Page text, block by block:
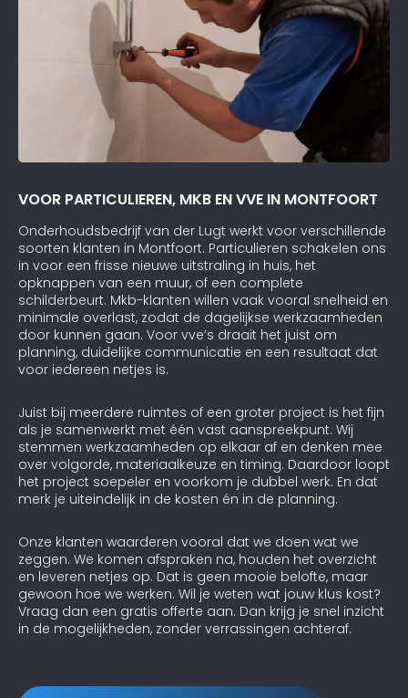
VOOR PARTICULIEREN, MKB EN VVE IN MONTFOORT
Onderhoudsbedrijf van der Lugt werkt voor verschillende
soorten klanten in Montfoort. Particulieren schakelen ons
in voor een frisse nieuwe uitstraling in huis, het
opknappen van een muur, of een complete
schilderbeurt. Mkb-klanten willen vaak vooral snelheid en
minimale overlast, zodat de dagelijkse werkzaamheden
door kunnen gaan. Voor vve’s draait het juist om
planning, duidelijke communicatie en een resultaat dat
voor iedereen netjes is.
Juist bij meerdere ruimtes of een groter project is het fijn
als je samenwerkt met één vast aanspreekpunt. Wij
stemmen werkzaamheden op elkaar af en denken mee
over volgorde, materiaalkeuze en timing. Daardoor loopt
het project soepeler en voorkom je dubbel werk. En dat
merk je uiteindelijk in de kosten én in de planning.
Onze klanten waarderen vooral dat we doen wat we
zeggen. We komen afspraken na, houden het overzicht
en leveren netjes op. Dat is geen mooie belofte, maar
gewoon hoe we werken. Wil je weten wat jouw klus kost?
Vraag dan een gratis offerte aan. Dan krijg je snel inzicht
in de mogelijkheden, zonder verrassingen achteraf.